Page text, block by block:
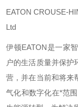
EATON CROUSE-
Ltd
伊顿EATON是一家
户的生活质量并保护
营，并在当前和将来
气化和数字化在*范